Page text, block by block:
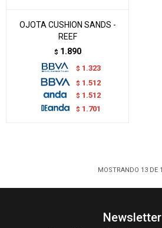
OJOTA CUSHION SANDS -
REEF
$ 1.890
$ 1.323
$ 1.512
$ 1.512
$ 1.701
MOSTRANDO 13DE
Newsletter